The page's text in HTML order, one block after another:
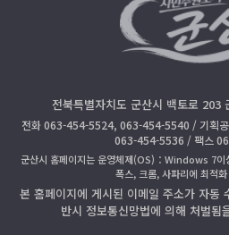
전북특별자치도 군산시 백토로 203
전화 063-454-5524, 063-454-5540 / 기획
063-454-5536 / 팩스
군산시 홈페이지는 운영체제(OS)：Windows 7이
폭스, 크롬, 사파리에 최적
본 홈페이지에 게시된 이메일 주소가 자동
반시 정보통신망법에 의해 처벌됨